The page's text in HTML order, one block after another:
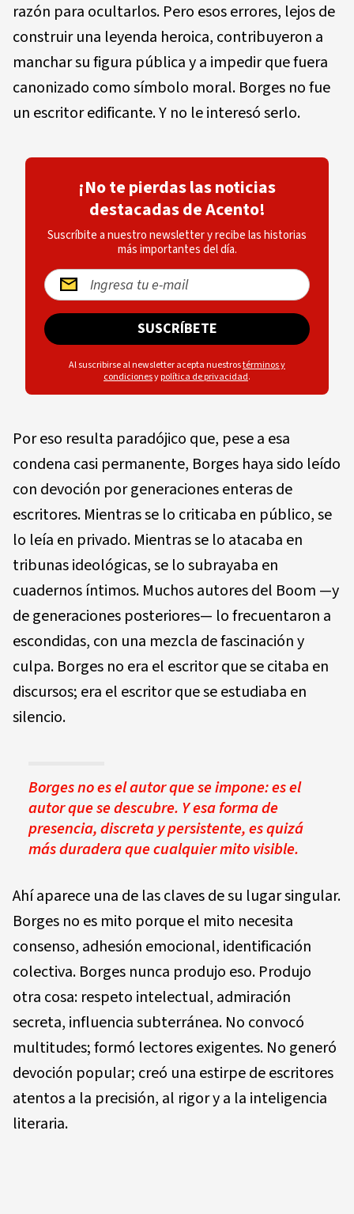
razón para ocultarlos. Pero esos errores, lejos de
construir una leyenda heroica, contribuyeron a
manchar su figura pública y a impedir que fuera
canonizado como símbolo moral. Borges no fue
un escritor edificante. Y no le interesó serlo.
¡No te pierdas las noticias
destacadas de Acento!
Suscríbite a nuestro newsletter y recibe las historias
más importantes del día.
SUSCRÍBETE
Al suscribirse al newsletter acepta nuestrostérminos y
condicionesypolítica de privacidad.
Por eso resulta paradójico que, pese a esa
condena casi permanente, Borges haya sido leído
con devoción por generaciones enteras de
escritores. Mientras se lo criticaba en público, se
lo leía en privado. Mientras se lo atacaba en
tribunas ideológicas, se lo subrayaba en
cuadernos íntimos. Muchos autores del Boom —y
de generaciones posteriores— lo frecuentaron a
escondidas, con una mezcla de fascinación y
culpa. Borges no era el escritor que se citaba en
discursos; era el escritor que se estudiaba en
silencio.
Borges no es el autor que se impone: es el
autor que se descubre. Y esa forma de
presencia, discreta y persistente, es quizá
más duradera que cualquier mito visible.
Ahí aparece una de las claves de su lugar singular.
Borges no es mito porque el mito necesita
consenso, adhesión emocional, identificación
colectiva. Borges nunca produjo eso. Produjo
otra cosa: respeto intelectual, admiración
secreta, influencia subterránea. No convocó
multitudes; formó lectores exigentes. No generó
devoción popular; creó una estirpe de escritores
atentos a la precisión, al rigor y a la inteligencia
literaria.